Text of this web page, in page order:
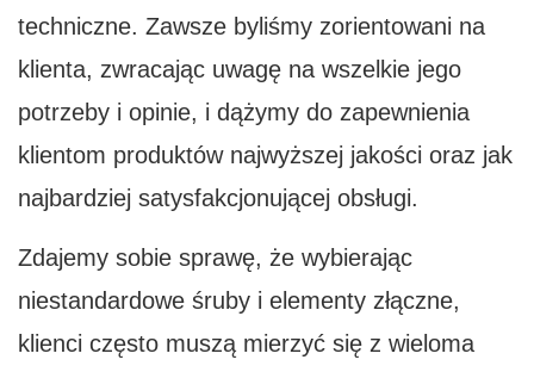
techniczne. Zawsze byliśmy zorientowani na
klienta, zwracając uwagę na wszelkie jego
potrzeby i opinie, i dążymy do zapewnienia
klientom produktów najwyższej jakości oraz jak
najbardziej satysfakcjonującej obsługi.
Zdajemy sobie sprawę, że wybierając
niestandardowe śruby i elementy złączne,
klienci często muszą mierzyć się z wieloma